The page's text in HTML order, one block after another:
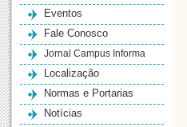
Eventos
Fale Conosco
Jornal Campus Informa
Localização
Normas e Portarias
Notícias